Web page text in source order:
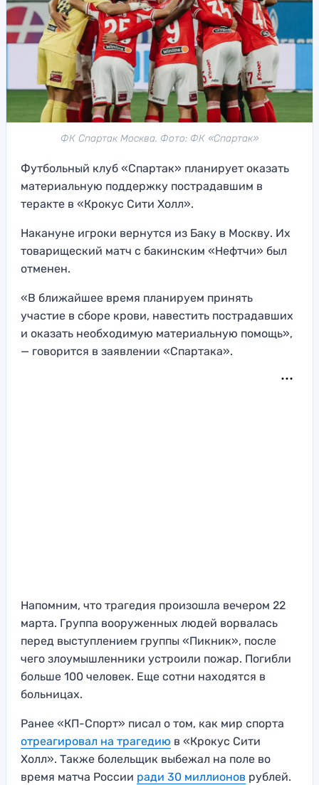
ФК Спартак Москва. Фото: ФК «Спартак»
Футбольный клуб «Спартак» планирует оказать
материальную поддержку пострадавшим в
теракте в «Крокус Сити Холл».
Накануне игроки вернутся из Баку в Москву. Их
товарищеский матч с бакинским «Нефтчи» был
отменен.
«В ближайшее время планируем принять
участие в сборе крови, навестить пострадавших
и оказать необходимую материальную помощь»,
— говорится в заявлении «Спартака».
Напомним, что трагедия произошла вечером 22
марта. Группа вооруженных людей ворвалась
перед выступлением группы «Пикник», после
чего злоумышленники устроили пожар. Погибли
больше 100 человек. Еще сотни находятся в
больницах.
Ранее «КП-Спорт» писал о том, как мир спорта
отреагировал на трагедию в «Крокус Сити
Холл». Также болельщик выбежал на поле во
время матча России ради 30 миллионов рублей.